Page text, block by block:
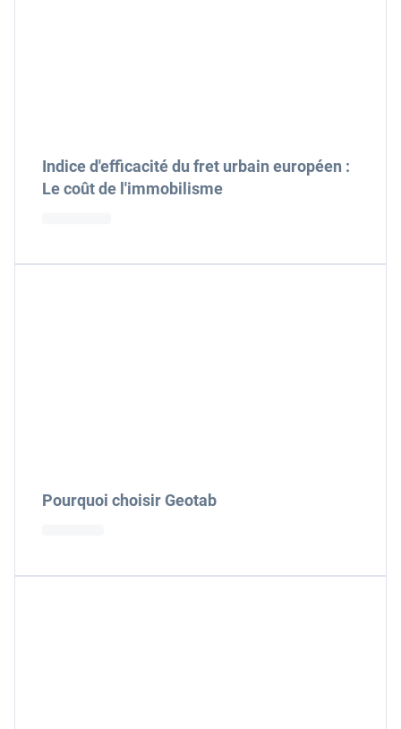
Indice d'efficacité du fret urbain européen :
Le coût de l'immobilisme
Pourquoi choisir Geotab